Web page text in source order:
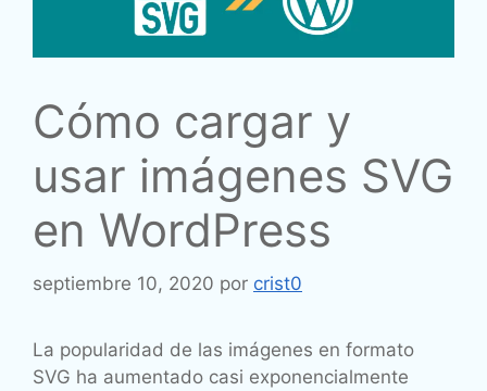
Cómo cargar y
usar imágenes SVG
en WordPress
septiembre 10, 2020 por crist0
La popularidad de las imágenes en formato
SVG ha aumentado casi exponencialmente